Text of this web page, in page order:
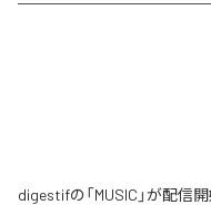
digestifの「MUSIC」が配信